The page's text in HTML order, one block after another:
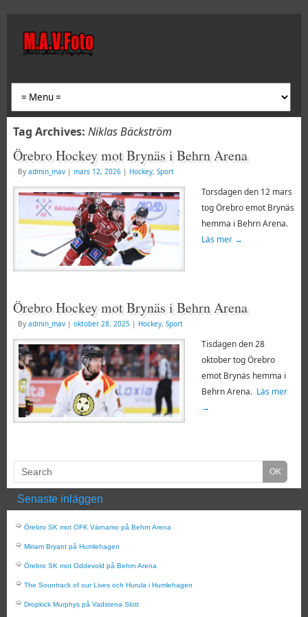
Tag Archives: Niklas Bäckström
Örebro Hockey mot Brynäs i Behrn Arena
By admin_mav | mars 12, 2026 | Hockey, Sport
Torsdagen den 12 mars
tog Örebro emot Brynäs
hemma i Behrn Arena.
Läs mer →
Örebro Hockey mot Brynäs i Behrn Arena
By admin_mav | oktober 28, 2025 | Hockey, Sport
Tisdagen den 28
oktober tog Örebro
emot Brynäs hemma i
Behrn Arena. Läs mer
→
Senaste inläggen
Örebro SK mot OFK Värnamo på Behrn Arena
Miriam Bryant på Humlehagen
Örebro SK mot Oddevold på Behrn Arena
The Sountrack of our Lives och Hurula i Humlehagen
Dropkick Murphys på Vadstena Slott